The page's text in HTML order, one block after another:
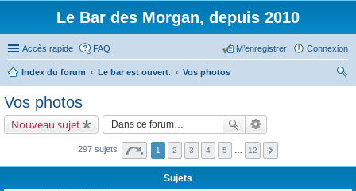
Le Bar des Morgan, depuis 2010
Accès rapide FAQ Connexion
M’enregistrer
Index du forum Le bar est ouvert.
Vos photos
Vos photos
Nouveau sujet
297 sujets 1 2 3 4 5 12
Sujets